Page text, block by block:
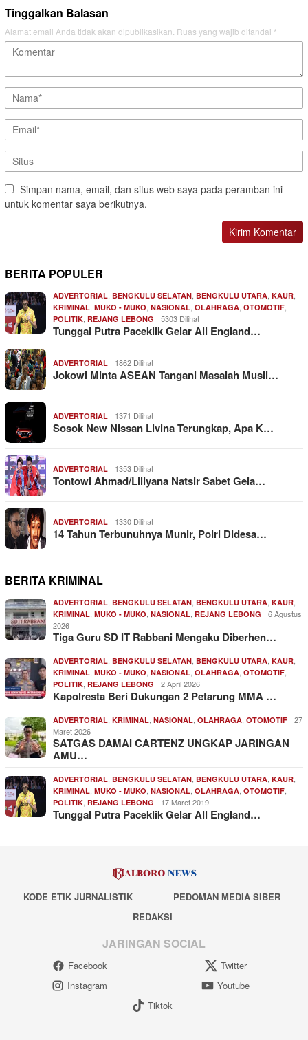
Tinggalkan Balasan
Alamat email Anda tidak akan dipublikasikan. Ruas yang wajib ditandai *
Simpan nama, email, dan situs web saya pada peramban ini
untuk komentar saya berikutnya.
BERITA POPULER
ADVERTORIAL BENGKULU SELATAN BENGKULU UTARA KAUR
KRIMINAL MUKO - MUKO NASIONAL OLAHRAGA OTOMOTIF
POLITIK REJANG LEBONG 5303 Dilihat
Tunggal Putra Paceklik Gelar All England…
ADVERTORIAL 1862 Dilihat
Jokowi Minta ASEAN Tangani Masalah Musli…
ADVERTORIAL 1371 Dilihat
Sosok New Nissan Livina Terungkap, Apa K…
ADVERTORIAL 1353 Dilihat
Tontowi Ahmad/Liliyana Natsir Sabet Gela…
ADVERTORIAL 1330 Dilihat
14 Tahun Terbunuhnya Munir, Polri Didesa…
BERITA KRIMINAL
ADVERTORIAL BENGKULU SELATAN BENGKULU UTARA KAUR
KRIMINAL MUKO - MUKO NASIONAL REJANG LEBONG
6 Agustus
2026
Tiga Guru SD IT Rabbani Mengaku Diberhen…
ADVERTORIAL BENGKULU SELATAN BENGKULU UTARA KAUR
KRIMINAL MUKO - MUKO NASIONAL OLAHRAGA OTOMOTIF
POLITIK REJANG LEBONG 2 April 2026
Kapolresta Beri Dukungan 2 Petarung MMA …
ADVERTORIAL KRIMINAL NASIONAL OLAHRAGA OTOMOTIF
27
Maret 2026
SATGAS DAMAI CARTENZ UNGKAP JARINGAN
AMU…
ADVERTORIAL BENGKULU SELATAN BENGKULU UTARA KAUR
KRIMINAL MUKO - MUKO NASIONAL OLAHRAGA OTOMOTIF
POLITIK REJANG LEBONG 17 Maret 2019
Tunggal Putra Paceklik Gelar All England…
KODE ETIK JURNALISTIK
PEDOMAN MEDIA SIBER
REDAKSI
JARINGAN SOCIAL
Facebook
Twitter
Instagram
Youtube
Tiktok